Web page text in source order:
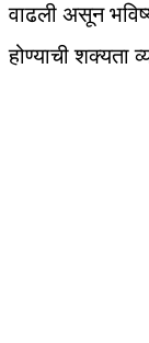
वाढली असून
होण्याची शक्यता